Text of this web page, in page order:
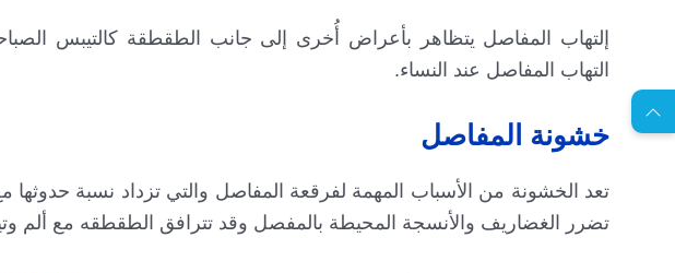
إلتهاب المفاصل يتظاهر بأعراض أُخرى إلى جانب الطقطقة كالتيبس
التهاب المفاصل عند النساء.
خشونة المفاصل
تعد الخشونة من الأسباب المهمة لفرقعة المفاصل والتي تزداد نسبة
تضرر الغضاريف والأنسجة المحيطة بالمفصل وقد تترافق الطقطقه مع ألم